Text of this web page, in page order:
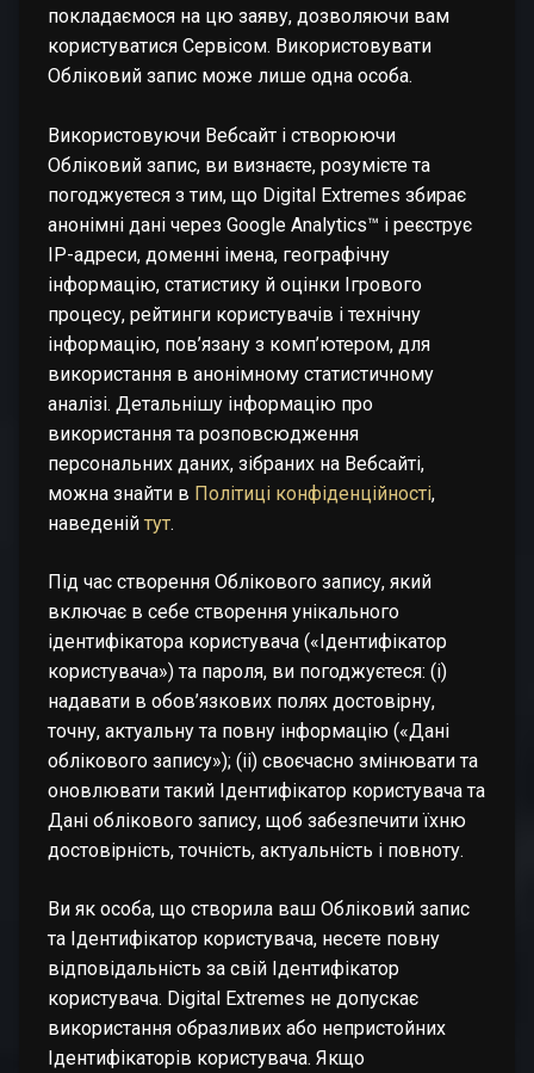
покладаємося на цю заяву, дозволяючи вам
користуватися Сервісом. Використовувати
Обліковий запис може лише одна особа.
Використовуючи Вебсайт і створюючи
Обліковий запис, ви визнаєте, розумієте та
погоджуєтеся з тим, що Digital Extremes збирає
анонімні дані через Google Analytics™ і реєструє
IP-адреси, доменні імена, географічну
інформацію, статистику й оцінки Ігрового
процесу, рейтинги користувачів і технічну
інформацію, пов’язану з комп’ютером, для
використання в анонімному статистичному
аналізі. Детальнішу інформацію про
використання та розповсюдження
персональних даних, зібраних на Вебсайті,
можна знайти в Політиці конфіденційності,
наведеній тут.
Під час створення Облікового запису, який
включає в себе створення унікального
ідентифікатора користувача («Ідентифікатор
користувача») та пароля, ви погоджуєтеся: (i)
надавати в обов’язкових полях достовірну,
точну, актуальну та повну інформацію («Дані
облікового запису»); (ii) своєчасно змінювати та
оновлювати такий Ідентифікатор користувача та
Дані облікового запису, щоб забезпечити їхню
достовірність, точність, актуальність і повноту.
Ви як особа, що створила ваш Обліковий запис
та Ідентифікатор користувача, несете повну
відповідальність за свій Ідентифікатор
користувача. Digital Extremes не допускає
використання образливих або непристойних
Ідентифікаторів користувача. Якщо